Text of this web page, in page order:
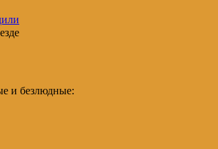
и безлюдные: